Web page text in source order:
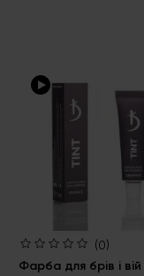
(0)
Фарба для брів і вій